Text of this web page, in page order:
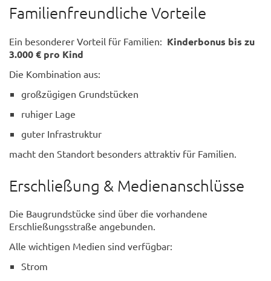
Familienfreundliche Vorteile
Ein besonderer Vorteil für Familien: Kinderbonus bis zu
3.000 € pro Kind
Die Kombination aus:
großzügigen Grundstücken
ruhiger Lage
guter Infrastruktur
macht den Standort besonders attraktiv für Familien.
Erschließung & Medienanschlüsse
Die Baugrundstücke sind über die vorhandene
Erschließungsstraße angebunden.
Alle wichtigen Medien sind verfügbar:
Strom